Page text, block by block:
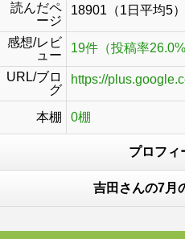
読んだペ
ージ
18901（1日平均5）
感想/レビ
ュー
19件（投稿率26.0%
URL/ブロ
グ
https://
本棚 0棚
プロフィ
吉田さんの7月